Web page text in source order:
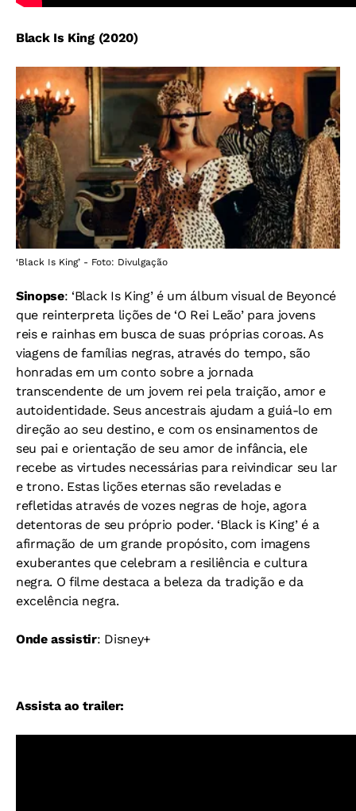
Black Is King (2020)
‘Black Is King’ - Foto: Divulgação
Sinopse: ‘Black Is King’ é um álbum visual de Beyoncé
que reinterpreta lições de ‘O Rei Leão’ para jovens
reis e rainhas em busca de suas próprias coroas. As
viagens de famílias negras, através do tempo, são
honradas em um conto sobre a jornada
transcendente de um jovem rei pela traição, amor e
autoidentidade. Seus ancestrais ajudam a guiá-lo em
direção ao seu destino, e com os ensinamentos de
seu pai e orientação de seu amor de infância, ele
recebe as virtudes necessárias para reivindicar seu lar
e trono. Estas lições eternas são reveladas e
refletidas através de vozes negras de hoje, agora
detentoras de seu próprio poder. ‘Black is King’ é a
afirmação de um grande propósito, com imagens
exuberantes que celebram a resiliência e cultura
negra. O filme destaca a beleza da tradição e da
excelência negra.
Onde assistir: Disney+
Assista ao trailer: